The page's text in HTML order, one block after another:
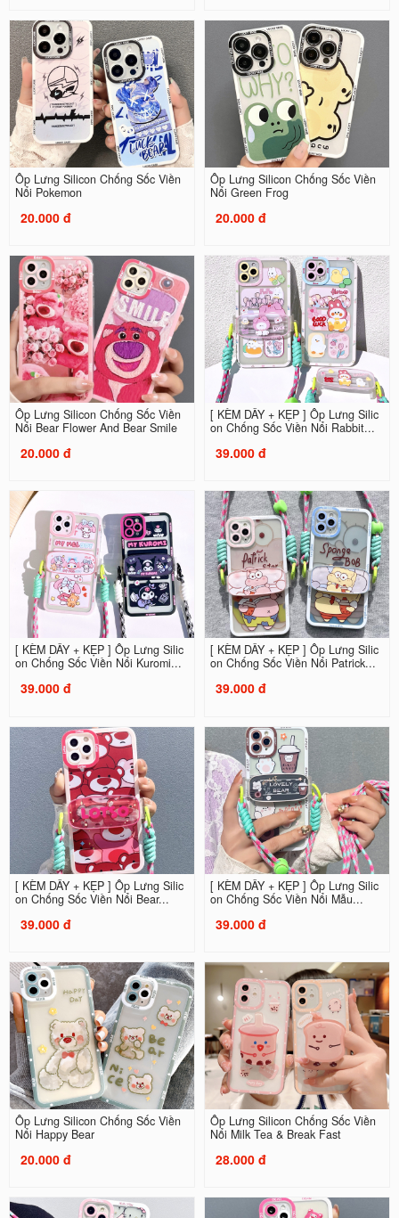
Ốp Lưng Silicon Chống Sốc Viền
Nổi Pokemon
20.000 đ
Ốp Lưng Silicon Chống Sốc Viền
Nổi Green Frog
20.000 đ
Ốp Lưng Silicon Chống Sốc Viền
Nổi Bear Flower And Bear Smile
20.000 đ
[ KÈM DÂY + KẸP ] Ốp Lưng Silic
on Chống Sốc Viền Nổi Rabbit...
39.000 đ
[ KÈM DÂY + KẸP ] Ốp Lưng Silic
on Chống Sốc Viền Nổi Kuromi...
39.000 đ
[ KÈM DÂY + KẸP ] Ốp Lưng Silic
on Chống Sốc Viền Nổi Patrick...
39.000 đ
[ KÈM DÂY + KẸP ] Ốp Lưng Silic
on Chống Sốc Viền Nổi Bear...
39.000 đ
[ KÈM DÂY + KẸP ] Ốp Lưng Silic
on Chống Sốc Viền Nổi Mẫu...
39.000 đ
Ốp Lưng Silicon Chống Sốc Viền
Nổi Happy Bear
20.000 đ
Ốp Lưng Silicon Chống Sốc Viền
Nổi Milk Tea & Break Fast
28.000 đ